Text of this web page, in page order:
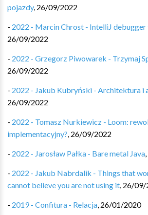
pojazdy, 26/09/2022
- 2022 - Marcin Chrost - IntelliJ
26/09/2022
- 2022 - Grzegorz Piwowarek - Trzymaj
26/09/2022
- 2022 - Jakub Kubryński - Architektura i
26/09/2022
- 2022 - Tomasz Nurkiewicz - Loom:
implementacyjny?, 26/09/2022
- 2022 - Jarosław Pałka - Bare metal Java,
- 2022 - Jakub Nabrdalik - Things that
cannot believe you are not using it, 26/09/
- 2019 - Confitura - Relacja, 26/01/2020